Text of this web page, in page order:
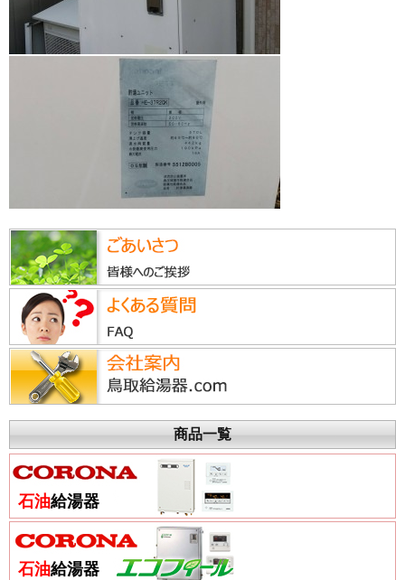
商品一覧
石油給湯器
石油給湯器